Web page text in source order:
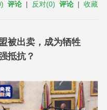
) 评论 | 反对(0) 评论 |收藏
被出卖，成为牺牲
抵抗？